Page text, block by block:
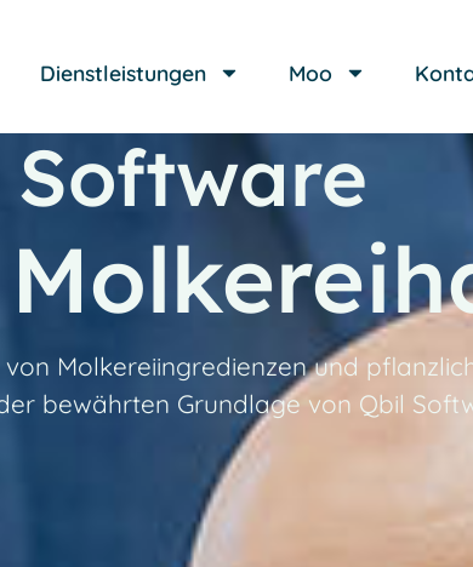
Dienstleistungen Moo
Software
Molkereiingredienzen und
bewährten Grundlage von Qbil